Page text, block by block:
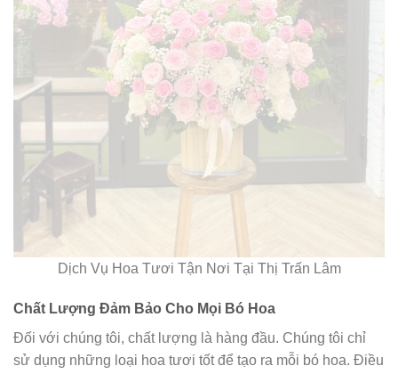
Dịch Vụ Hoa Tươi Tận Nơi Tại Thị Trấn Lâm
Chất Lượng Đảm Bảo Cho Mọi Bó Hoa
Đối với chúng tôi, chất lượng là hàng đầu. Chúng tôi chỉ
sử dụng những loại hoa tươi tốt để tạo ra mỗi bó hoa. Điều